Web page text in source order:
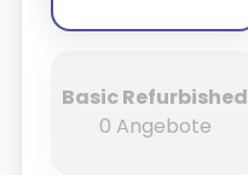
Basic Refurbished
0 Angebote